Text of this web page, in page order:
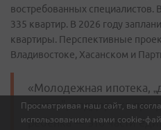
Просматривая наш сайт, вы
использованием нами cookie-
востребованных специалистов.
335 квартир. В 2026 году
квартиры. Перспективные
Владивостоке, Хасанском и
«Молодежная ипотека,
гектар", поддержка при
ребенка — это части